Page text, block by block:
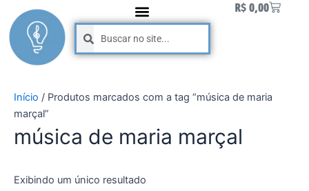
para
conteúdo
Pesquisar
R$0,00
Início / Produtos marcados com a tag “música de maria
marçal”
música de maria marçal
Exibindo um único resultado